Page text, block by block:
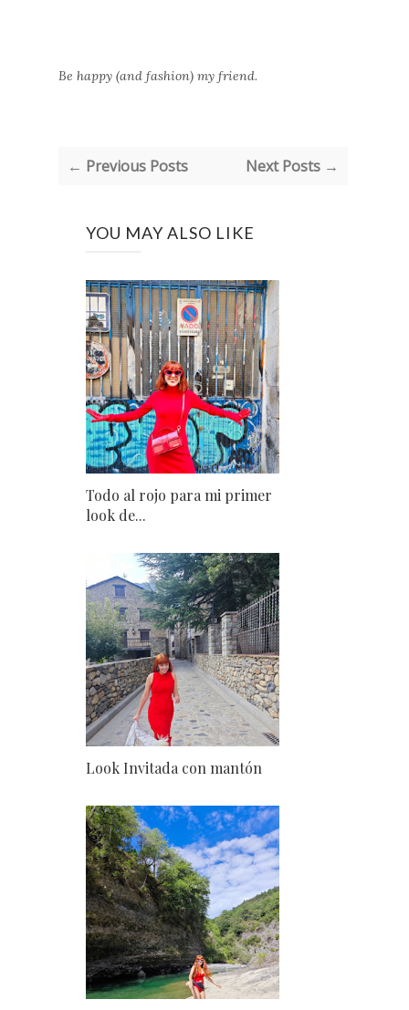
Be happy (and fashion) my friend.
← Previous Posts Next Posts →
YOU MAY ALSO LIKE
Todo al rojo para mi primer
look de...
Look Invitada con mantón